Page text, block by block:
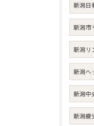
新潟日
新潟市
新潟リ
新潟ヘ
新潟中
新潟疲